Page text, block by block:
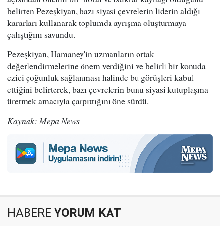
belirten Pezeşkiyan, bazı siyasi çevrelerin liderin aldığı
kararları kullanarak toplumda ayrışma oluşturmaya
çalıştığını savundu.
Pezeşkiyan, Hamaney'in uzmanların ortak
değerlendirmelerine önem verdiğini ve belirli bir konuda
ezici çoğunluk sağlanması halinde bu görüşleri kabul
ettiğini belirterek, bazı çevrelerin bunu siyasi kutuplaşma
üretmek amacıyla çarpıttığını öne sürdü.
Kaynak: Mepa News
HABERE YORUM KAT